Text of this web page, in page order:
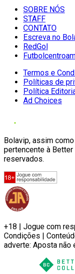
SOBRE NÓS
STAFF
CONTATO
Escreva no
RedGol
Termos e
Políticas de
Política
Ad Choices
Bolavip, assim
pertencente à
reservados.
+18 | Jogue com
Condições |
adverte: Aposta não